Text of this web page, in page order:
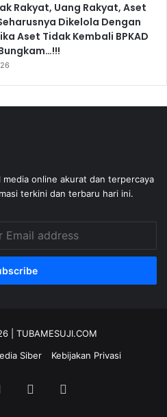
Rakyat, Uang Rakyat, Aset
Dikelola Dengan
Aset Tidak Kembali BPKAD
online akurat dan terpercaya
terkini dan terbaru hari ini.
| TUBAMESUJI.COM
Siber Kebijakan Privasi
YouTube